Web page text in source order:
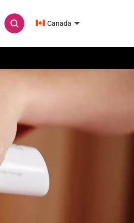
SEARCH
Canada